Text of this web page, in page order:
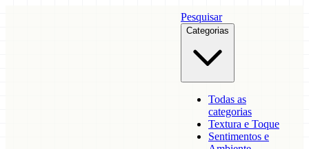
Pesquisar
Categorias
Todas as
categorias
Textura e Toque
Sentimentos e